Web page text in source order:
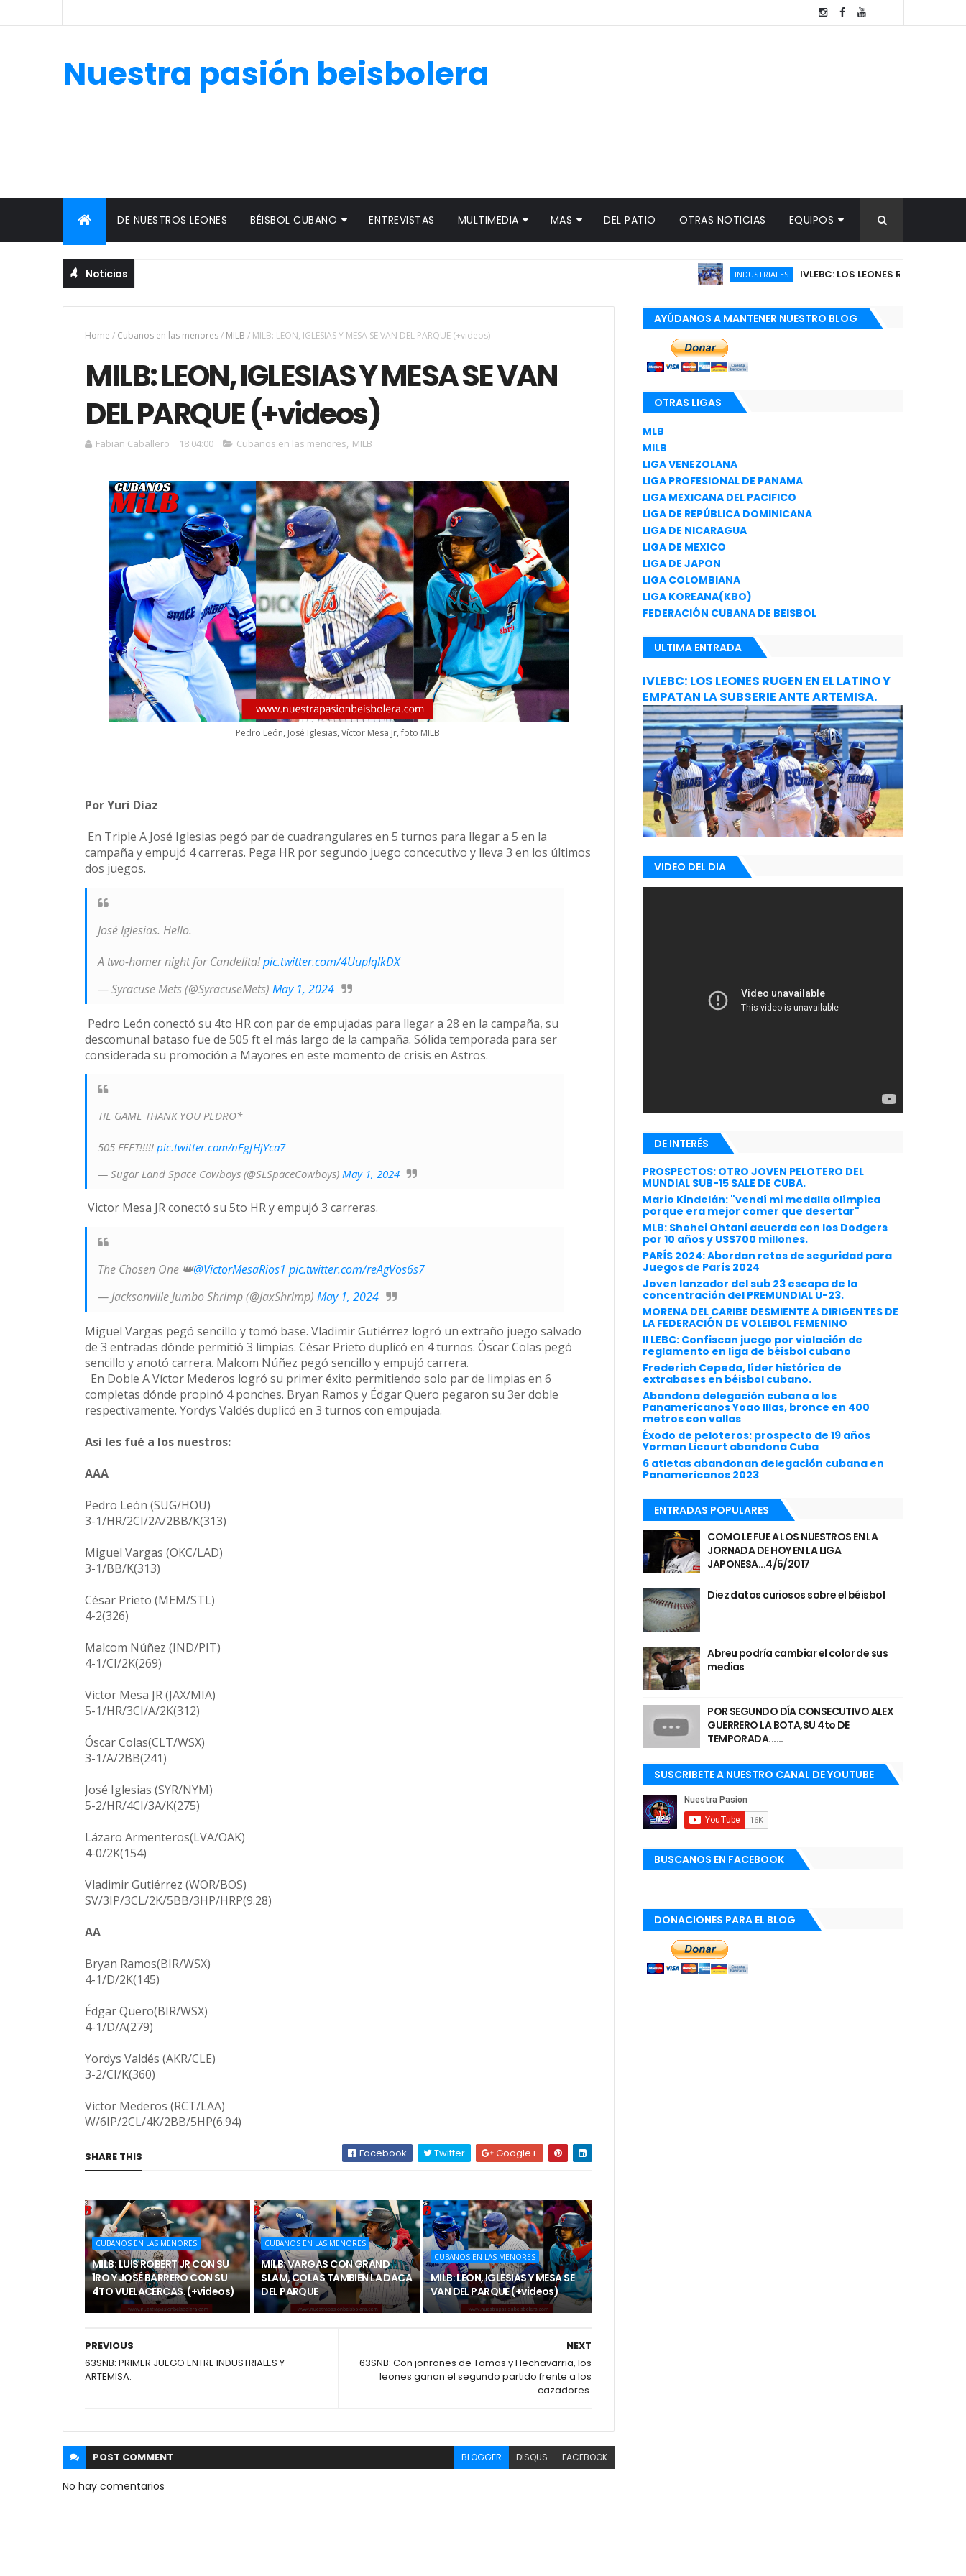
Nuestra pasión beisbolera
DE NUESTROS LEONES BÉISBOL CUBANO ENTREVISTAS MULTIMEDIA MAS DEL PATIO OTRAS NOTICIAS EQUIPOS
Noticias INDUSTRIALES IVLEBC: LOS LEONES RUGEN EN EL LATINO
Home / Cubanos en las menores/ MILB / MILB: LEON, IGLESIAS Y MESA SE VAN DEL PARQUE (+videos)
MILB: LEON, IGLESIAS Y MESA SE VAN
DEL PARQUE (+videos)
Fabian Caballero 18:04:00 Cubanos en las menores, MILB
Pedro León, José Iglesias, Víctor Mesa Jr, foto MILB
Por Yuri Díaz
En Triple A José Iglesias pegó par de cuadrangulares en 5 turnos para llegar a 5 en la
campaña y empujó 4 carreras. Pega HR por segundo juego concecutivo y lleva 3 en los últimos
dos juegos.
José Iglesias. Hello.
A two-homer night for Candelita!pic.twitter.com/4UuplqlkDX
— Syracuse Mets (@SyracuseMets) May 1, 2024
Pedro León conectó su 4to HR con par de empujadas para llegar a 28 en la campaña, su
descomunal bataso fue de 505 ft el más largo de la campaña. Sólida temporada para ser
considerada su promoción a Mayores en este momento de crisis en Astros.
TIE GAME THANK YOU PEDRO*
505 FEET!!!!! pic.twitter.com/nEgfHjYca7
— Sugar Land Space Cowboys (@SLSpaceCowboys) May 1, 2024
Victor Mesa JR conectó su 5to HR y empujó 3 carreras.
The Chosen One 👑@VictorMesaRios1 pic.twitter.com/reAgVos6s7
— Jacksonville Jumbo Shrimp (@JaxShrimp) May 1, 2024
Miguel Vargas pegó sencillo y tomó base. Vladimir Gutiérrez logró un extraño juego salvado
de 3 entradas dónde permitió 3 limpias. César Prieto duplicó en 4 turnos. Óscar Colas pegó
sencillo y anotó carrera. Malcom Núñez pegó sencillo y empujó carrera.
En Doble A Víctor Mederos logró su primer éxito permitiendo solo par de limpias en 6
completas dónde propinó 4 ponches. Bryan Ramos y Édgar Quero pegaron su 3er doble
respectivamente. Yordys Valdés duplicó en 3 turnos con empujada.
Así les fué a los nuestros:
AAA
Pedro León (SUG/HOU)
3-1/HR/2CI/2A/2BB/K(313)
Miguel Vargas (OKC/LAD)
3-1/BB/K(313)
César Prieto (MEM/STL)
4-2(326)
Malcom Núñez (IND/PIT)
4-1/CI/2K(269)
Victor Mesa JR (JAX/MIA)
5-1/HR/3CI/A/2K(312)
Óscar Colas(CLT/WSX)
3-1/A/2BB(241)
José Iglesias (SYR/NYM)
5-2/HR/4CI/3A/K(275)
Lázaro Armenteros(LVA/OAK)
4-0/2K(154)
Vladimir Gutiérrez (WOR/BOS)
SV/3IP/3CL/2K/5BB/3HP/HRP(9.28)
AA
Bryan Ramos(BIR/WSX)
4-1/D/2K(145)
Édgar Quero(BIR/WSX)
4-1/D/A(279)
Yordys Valdés (AKR/CLE)
3-2/CI/K(360)
Victor Mederos (RCT/LAA)
W/6IP/2CL/4K/2BB/5HP(6.94)
SHARE THIS Facebook Twitter Google+
CUBANOS EN LAS MENORES
MILB: LUIS ROBERT JR CON SU
1RO Y JOSÉ BARRERO CON SU
4TO VUELACERCAS. (+videos)
CUBANOS EN LAS MENORES
MILB: VARGAS CON GRAND
SLAM, COLAS TAMBIEN LA DACA
DEL PARQUE
CUBANOS EN LAS MENORES
MILB: LEON, IGLESIAS Y MESA SE
VAN DEL PARQUE (+videos)
NEXT
63SNB: Con jonrones de Tomas y Hechavarria, los
leones ganan el segundo partido frente a los
cazadores.
PREVIOUS
63SNB: PRIMER JUEGO ENTRE INDUSTRIALES Y
ARTEMISA.
POST COMMENT BLOGGER DISQUS FACEBOOK
No hay comentarios
AYÚDANOS A MANTENER NUESTRO BLOG
OTRAS LIGAS
MLB
MILB
LIGA VENEZOLANA
LIGA PROFESIONAL DE PANAMA
LIGA MEXICANA DEL PACIFICO
LIGA DE REPÚBLICA DOMINICANA
LIGA DE NICARAGUA
LIGA DE MEXICO
LIGA DE JAPON
LIGA COLOMBIANA
LIGA KOREANA(KBO)
FEDERACIÓN CUBANA DE BEISBOL
ULTIMA ENTRADA
IVLEBC: LOS LEONES RUGEN EN EL LATINO Y
EMPATAN LA SUBSERIE ANTE ARTEMISA.
VIDEO DEL DIA
DE INTERÉS
PROSPECTOS: OTRO JOVEN PELOTERO DEL
MUNDIAL SUB-15 SALE DE CUBA.
Mario Kindelán: "vendí mi medalla olímpica
porque era mejor comer que desertar"
MLB: Shohei Ohtani acuerda con los Dodgers
por 10 años y US$700 millones.
PARÍS 2024: Abordan retos de seguridad para
Juegos de París 2024
Joven lanzador del sub 23 escapa de la
concentración del PREMUNDIAL U-23.
MORENA DEL CARIBE DESMIENTE A DIRIGENTES DE
LA FEDERACIÓN DE VOLEIBOL FEMENINO
II LEBC: Confiscan juego por violación de
reglamento en liga de béisbol cubano
Frederich Cepeda, líder histórico de
extrabases en béisbol cubano.
Abandona delegación cubana a los
Panamericanos Yoao Illas, bronce en 400
metros con vallas
Éxodo de peloteros: prospecto de 19 años
Yorman Licourt abandona Cuba
6 atletas abandonan delegación cubana en
Panamericanos 2023
ENTRADAS POPULARES
COMO LE FUE A LOS NUESTROS EN LA
JORNADA DE HOY EN LA LIGA
JAPONESA...4/5/2017
Diez datos curiosos sobre el béisbol
Abreu podría cambiar el color de sus
medias
POR SEGUNDO DÍA CONSECUTIVO ALEX
GUERRERO LA BOTA,SU 4to DE
TEMPORADA......
SUSCRIBETE A NUESTRO CANAL DE YOUTUBE
BUSCANOS EN FACEBOOK
DONACIONES PARA EL BLOG